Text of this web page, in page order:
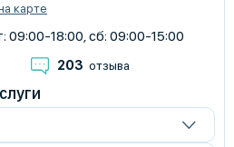
карте
09:00-18:00, сб: 09:00-15:00
203 отзыва